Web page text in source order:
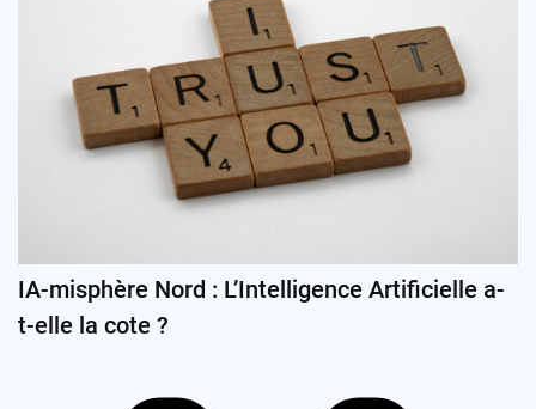
IA-misphère Nord : L’Intelligence Artificielle a-
t-elle la cote ?